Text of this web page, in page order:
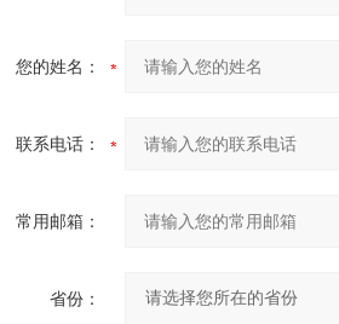
您的姓名：
联系电话：
常用邮箱：
省份：